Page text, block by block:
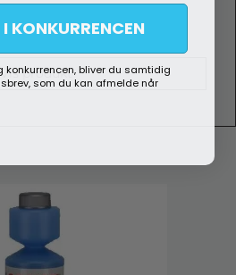
Vis produkt
KONKURRENCEN
konkurrencen, bliver du samtidig
som du kan afmelde når